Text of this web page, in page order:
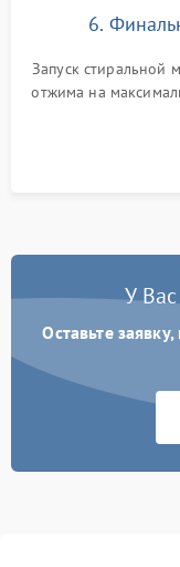
6.
Запуск стиральной
отжима на
корректности
У
Оставьте